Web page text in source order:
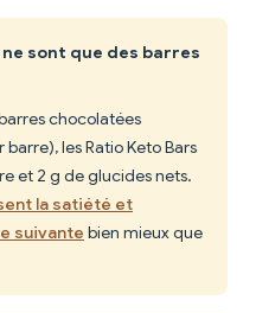
ne sont que des barres
chocolatées
les Ratio Keto Bars
et 2 g de glucides nets.
la satiété et
suivante bien mieux que